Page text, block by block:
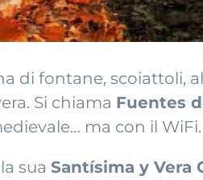
di fontane, scoiattoli,
Si chiama Fuentes
ma con il WiFi.
sua Santísima y Vera